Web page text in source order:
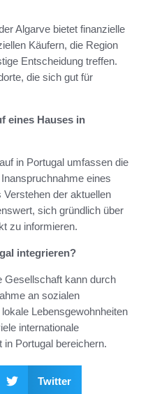
Algarve bietet finanzielle
Käufern, die Region
Entscheidung treffen.
die sich gut für
eines Hauses in
in Portugal umfassen die
eines
der aktuellen
sich gründlich über
zu informieren.
integrieren?
Gesellschaft kann durch
an sozialen
Lebensgewohnheiten
internationale
in Portugal bereichern.
Twitter